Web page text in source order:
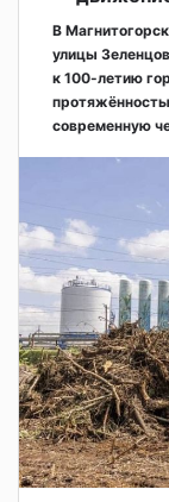
В
улицы
к 100-летию
современную